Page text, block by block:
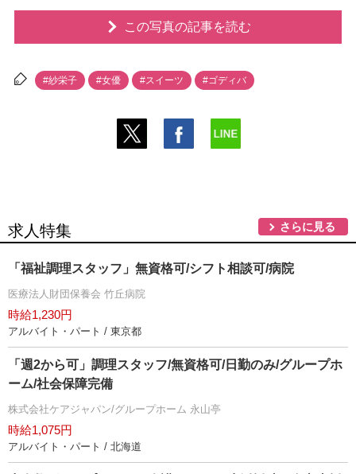
この写真の記事を読む
#紗栄子 #女優 #スイーツ #ゴディバ
求人特集 さらに見る
「福祉調理スタッフ」無資格可/シフト相談可/病院
医療法人財団保養会 竹丘病院
時給1,230円
アルバイト・パート / 東京都
「週2から可」調理スタッフ/無資格可/日勤のみ/グループホ
ーム/社会保障完備
株式会社ケアジャパン/グループホーム 永山亭
時給1,075円
アルバイト・パート / 北海道